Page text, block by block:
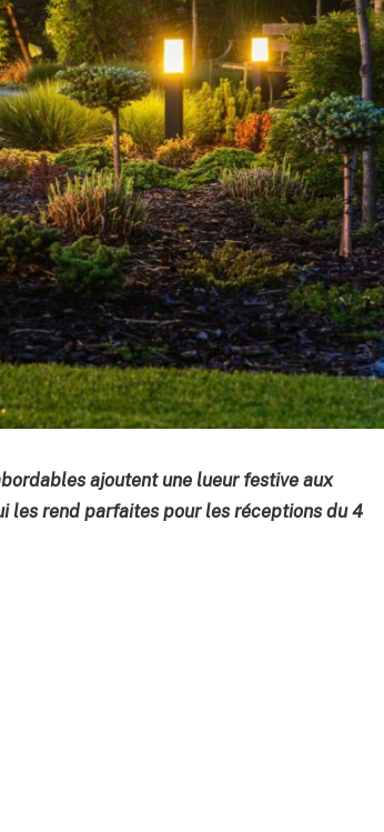
ajoutent une lueur festive aux
les rend parfaites pour les réceptions du 4